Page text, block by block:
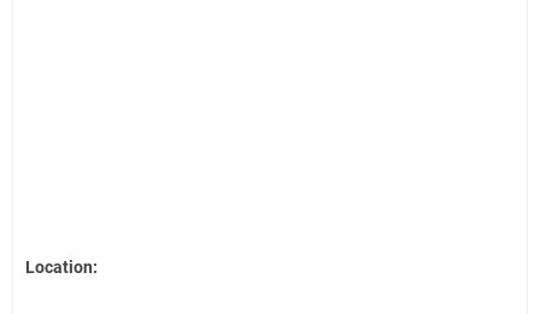
Location: